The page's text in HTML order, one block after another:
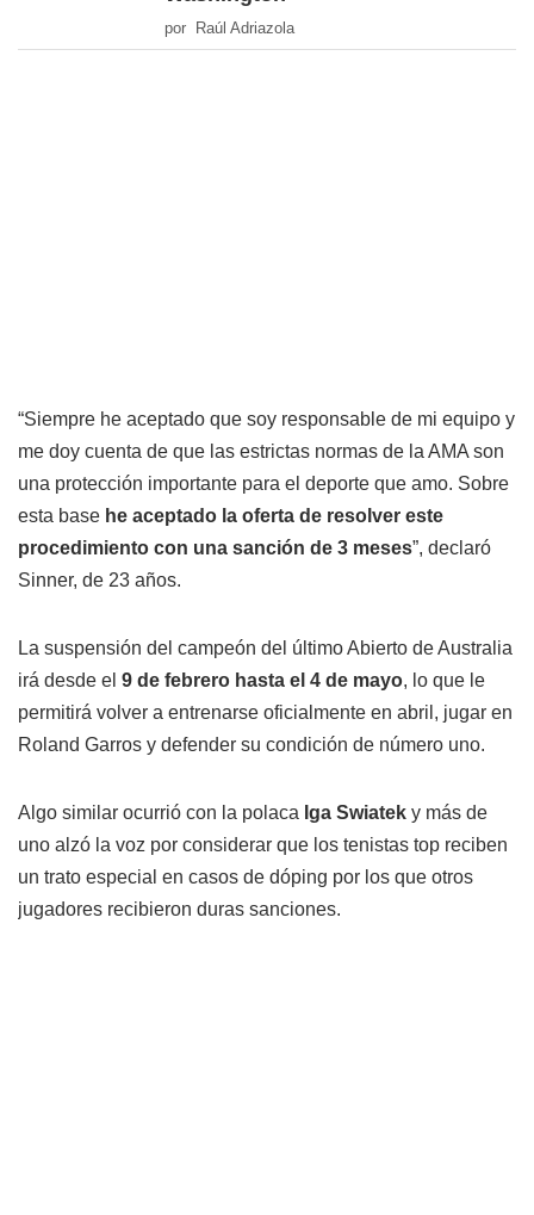
por Raúl Adriazola
“Siempre he aceptado que soy responsable de mi equipo y
me doy cuenta de que las estrictas normas de la AMA son
una protección importante para el deporte que amo. Sobre
esta base he aceptado la oferta de resolver este
procedimiento con una sanción de 3 meses”, declaró
Sinner, de 23 años.
La suspensión del campeón del último Abierto de Australia
irá desde el 9 de febrero hasta el 4 de mayo, lo que le
permitirá volver a entrenarse oficialmente en abril, jugar en
Roland Garros y defender su condición de número uno.
Algo similar ocurrió con la polaca Iga Swiatek y más de
uno alzó la voz por considerar que los tenistas top reciben
un trato especial en casos de dóping por los que otros
jugadores recibieron duras sanciones.